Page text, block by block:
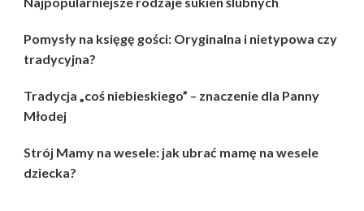
Pomysły na księgę gości: Oryginalna i nietypowa czy
tradycyjna?
Tradycja „coś niebieskiego” – znaczenie dla Panny
Młodej
Strój Mamy na wesele: jak ubrać mamę na wesele
dziecka?